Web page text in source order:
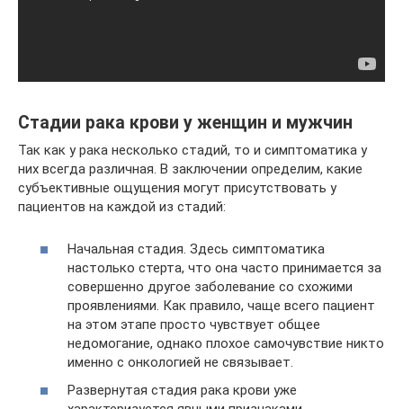
Стадии рака крови у женщин и мужчин
Так как у рака несколько стадий, то и симптоматика у
них всегда различная. В заключении определим, какие
субъективные ощущения могут присутствовать у
пациентов на каждой из стадий:
Начальная стадия. Здесь симптоматика
настолько стерта, что она часто принимается за
совершенно другое заболевание со схожими
проявлениями. Как правило, чаще всего пациент
на этом этапе просто чувствует общее
недомогание, однако плохое самочувствие никто
именно с онкологией не связывает.
Развернутая стадия рака крови уже